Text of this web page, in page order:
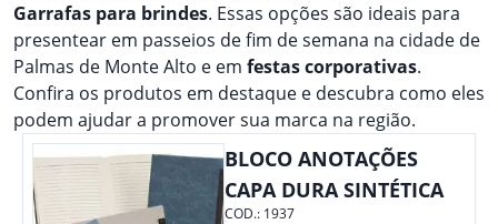
Garrafas para brindes. Essas opções são ideais para
presentear em passeios de fim de semana na cidade de
Palmas de Monte Alto e em festas corporativas.
Confira os produtos em destaque e descubra como eles
podem ajudar a promover sua marca na região.
BLOCO ANOTAÇÕES
CAPA DURA SINTÉTICA
COD.: 1937